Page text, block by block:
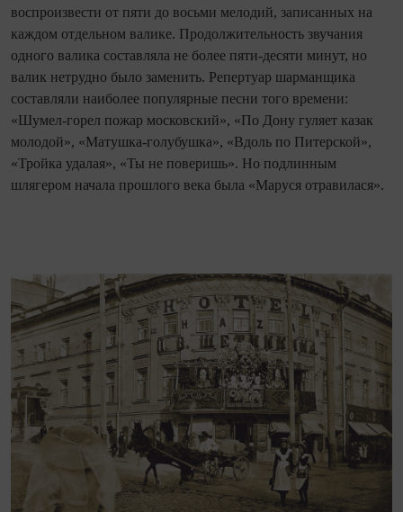
воспроизвести от пяти до восьми мелодий, записанных на
каждом отдельном валике. Продолжительность звучания
одного валика составляла не более пяти-десяти минут, но
валик нетрудно было заменить. Репертуар шарманщика
составляли наиболее популярные песни того времени:
«Шумел-горел пожар московский», «По Дону гуляет казак
молодой», «Матушка-голубушка», «Вдоль по Питерской»,
«Тройка удалая», «Ты не поверишь». Но подлинным
шлягером начала прошлого века была «Маруся отравилася».